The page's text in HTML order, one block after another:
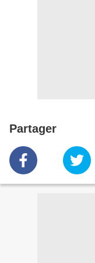
Partager